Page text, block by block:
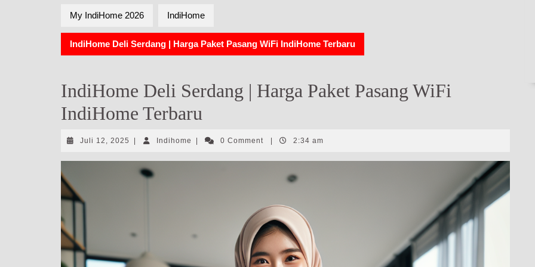
My IndiHome 2026 IndiHome
IndiHome Deli Serdang | Harga Paket Pasang WiFi IndiHome Terbaru
IndiHome Deli Serdang | Harga Paket Pasang WiFi
IndiHome Terbaru
Juli 12, 2025 Juli
2025
Indihome Indihome0 Comment 2:34 am